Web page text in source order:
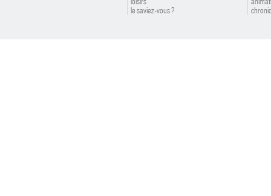
le saviez-vous ?